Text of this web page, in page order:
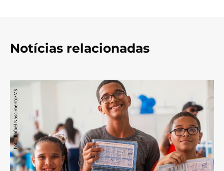
Notícias relacionadas